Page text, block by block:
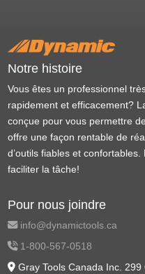
Notre histoire
Vous êtes un professionnel
rapidement et efficacement?
conçue pour vous permettre
offre une façon rentable de
d’outils fiables et
faciliter la tâche!
Pour nous joindre
info@dynamictools.ca
1-800-567-0518
Gray Tools Canada Inc.